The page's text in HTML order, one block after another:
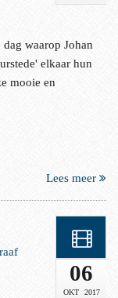
waarop Johan
elkaar hun
mooie en
Lees meer
06
OKT 2017